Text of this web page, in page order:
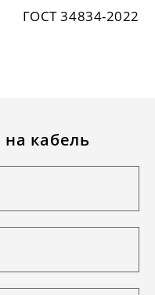
ГОСТ 34834-2022
на кабель